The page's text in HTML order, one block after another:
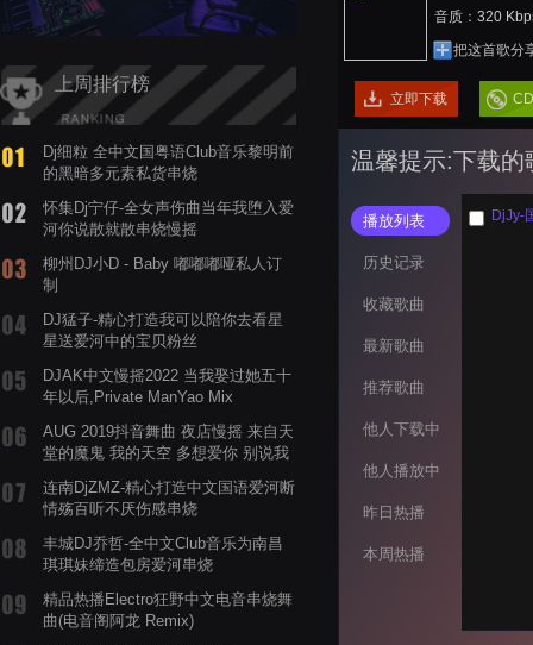
上周排行榜
Dj细粒 全中文国粤语Club音乐黎明前
的黑暗多元素私货串烧
怀集Dj宁仔-全女声伤曲当年我堕入爱
河你说散就散串烧慢摇
柳州DJ小D - Baby 嘟嘟嘟哑私人订
制
DJ猛子-精心打造我可以陪你去看星
星送爱河中的宝贝粉丝
DJAK中文慢摇2022 当我娶过她五十
年以后,Private ManYao Mix
AUG 2019抖音舞曲 夜店慢摇 来自天
堂的魔鬼 我的天空 多想爱你 别说我
连南DjZMZ-精心打造中文国语爱河断
情殇百听不厌伤感串烧
丰城DJ乔哲-全中文Club音乐为南昌
琪琪妹缔造包房爱河串烧
精品热播Electro狂野中文电音串烧舞
曲(电音阁阿龙 Remix)
音质：320
把这首歌分
立即下载
温馨提示:下载的
播放列表
历史记录
收藏歌曲
最新歌曲
推荐歌曲
他人下载中
他人播放中
昨日热播
本周热播
DjJy-